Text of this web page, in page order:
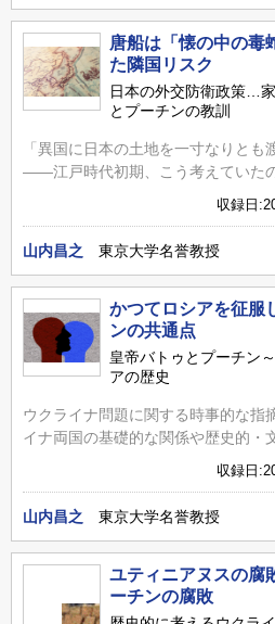
唐船は「懐の中の
た隣国リスク
日本の外交防衛政策…
とプーチンの教訓
「異国に日本の土地を一寸なりとも
――江戸時代初期、こう考えていた
収録日
山内昌之 東京大学名誉教授
かつてロシアを征服
ンの共通点
皇帝バトゥとプーチン
アの歴史
ウクライナ問題に関する時事的な指
イナ両国の基礎的な関係や歴史的・
収録日
山内昌之 東京大学名誉教授
ユティニアヌスの腐
ーチンの腐敗